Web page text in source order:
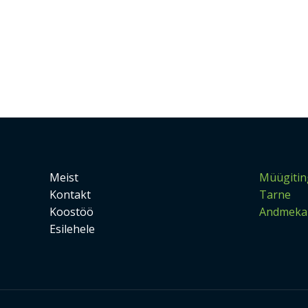
Meist
Kontakt
Koostöö
Esilehele
Tarne